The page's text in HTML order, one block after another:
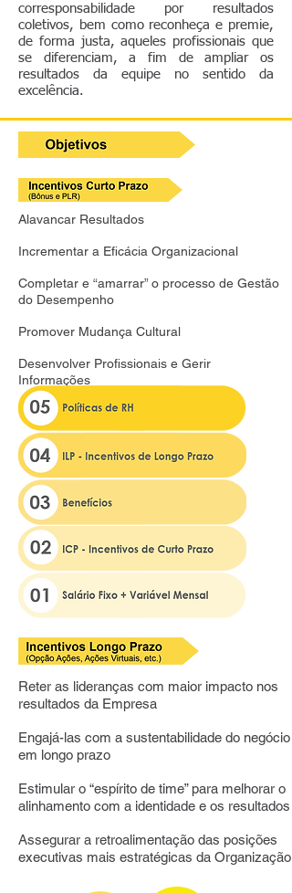
corresponsabilidade por resultados
coletivos, bem como reconheça e premie,
de forma justa, aqueles profissionais que
se diferenciam, a fim de ampliar os
resultados da equipe no sentido da
excelência.
Alavancar Resultados
Incrementar a Eficácia Organizacional
Completar e “amarrar” o processo de Gestão
do Desempenho
Promover Mudança Cultural
Desenvolver Profissionais e Gerir
Informações
Reter as lideranças com maior impacto nos
resultados da Empresa
Engajá-las com a sustentabilidade do negócio
em longo prazo
Estimular o “espírito de time” para melhorar o
alinhamento com a identidade e os resultados
Assegurar a retroalimentação das posições
executivas mais estratégicas da Organização